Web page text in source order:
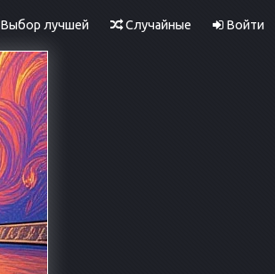
Выбор лучшей Случайные Войти